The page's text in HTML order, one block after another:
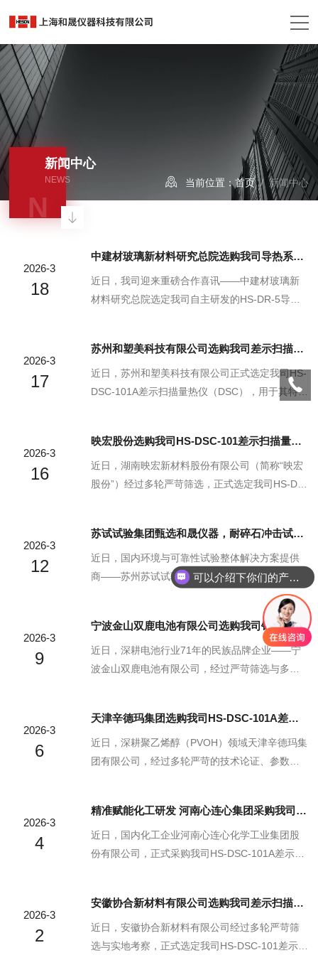
新闻中心
NEWS
N
当前位置：首页/ 新闻中心
2026-3
18
中建材玻璃新材料研究总院选购我司导热系数测试仪
近日，我司迎来重磅合作喜讯——中建材玻璃新
材料研究总院选定我司自主研发的HS-DR-5导热
科研机构对我司产品技术实力的高度认可，更是
双方深耕新材料领域、共促产业升级的重要里程
碑。中建材玻璃新材料研究总院中建材玻璃新材
果孵化、标准制定于一体的综合性科研院所，肩
负着攻克行业“卡脖子”技术、推动玻璃材料国产化
的重任。在...
2026-3
17
苏州和塑美科技有限公司选购我司差示扫描量热仪
近日，苏州和塑美科技有限公司正式选定我司HS-
DSC-101A差示扫描量热仪（DSC），用于其特种
测领域达成深度共识，共同助力环保新材料产业
高质量发展。苏州和塑美科技有限公司苏州和塑
美科技作为由中科大博士团队的高新技术企业，
车、电子电器等核心场景，对材料热性能检测的
精准度、效率有着要求。差示扫描量热仪作为塑
料行业...
2026-3
16
映宏股份选购我司HS-DSC-101差示扫描量热仪
近日，湖南映宏新材料股份有限公司（简称“映宏
股份”）经过多轮严苛筛选，正式选定我司HS-DS
品实力的高度认可，也开启了双方在新材料检测
领域协同发展的新篇章。湖南映宏新材料股份有
限公司映宏股份作为深耕新材料领域的高新科技
企业，主营PE管道专用料、VOC处理功能母料等
基础新材料及相关深加工产品，产品广泛应用于
多个行业，对材料热性能的精准检测有着需求，
而差示扫描量热仪正是保障其产品品质的核心设...
2026-3
12
苏试试验集团甄选和晟仪器，耐碎石冲击试验机筑牢品质防线
近日，国内环境与可靠性试验整体解决方案提供
商——苏州苏试试验集团股份有限公司，正式选
定上海和晟仪器科技有限公司的HS-SS-1A耐碎石
冲击试验机，用于汽车材料、零部件及涂层的抗
冲击性能检测，这一合作再次彰显了和晟仪器在
专业检测设备领域的硬核实力与行业认可度苏州
苏试试验集团股份有限公司。苏州苏试试验集团
试验体系与专业技术能力，为众多行业提供高可
靠性的检测服务。此次其引入和晟仪器耐碎石冲
击试验机...
2026-3
9
宁波金山双鹿电池有限公司选购我司针焰试验仪
近日，深耕电池行业71年的民族品牌企业——宁
波金山双鹿电池有限公司，经过严苛筛选与多方
质量屏障，彰显双方在安全检测领域的深度共识
与合作初心。宁波金山双鹿电池有限公司宁波金
山双鹿电池作为碱性电池生产商，拥有博士后工
品安全，其自主研发的电池产品远销100多个国家
和地区。电池作为便携能源产品，内部元件短
路、过热引...
2026-3
6
天津辛德玛集团选购我司HS-DSC-101A差示扫描量热仪
近日，深耕聚乙烯醇（PVOH）领域天津辛德玛集
团有限公司，经过多轮严苛的技术论证、参数比
OH产品的研发表征与生产质控，此次合作既是辛
德玛集团对我司技术实力的高度认可，也标志着
双方在高分子材料热分析领域的深度携手。天津
醇解技术，在PVOH生产领域占据核心地位，产品
广泛应用于纺织、医药、电子陶瓷等多个...
2026-3
4
精准赋能化工研发 河南心连心集团采购我司热分析仪器
近日，国内化工企业河南心连心化学工业集团股
份有限公司，正式采购我司HS-DSC-101A差示扫
及新产品研发检测，标志着双方在仪器与化工产
业深度融合上达成重要合作。河南心连心化学工
业集团股份有限公司心连心集团作为国内合成
2026-3
2
安徽协合新材料有限公司选购我司差示扫描量热仪
近日，安徽协合新材料有限公司经过多轮严苛筛
选与实地考察，正式选定我司HS-DSC-101差示扫
可以介绍下你们的产品么？